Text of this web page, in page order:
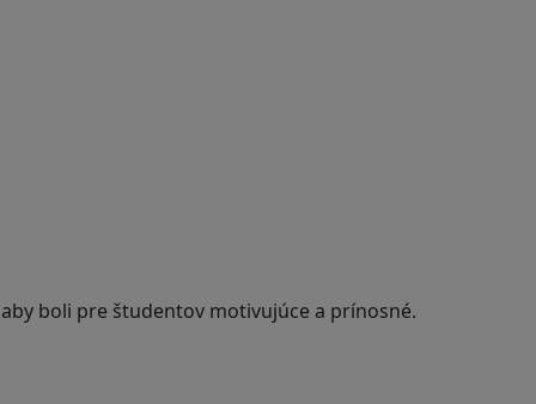
boli pre študentov motivujúce a prínosné.